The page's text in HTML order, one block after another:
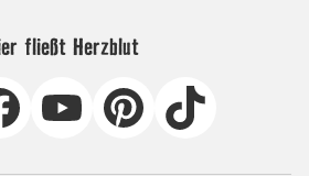
fließt Herzblut